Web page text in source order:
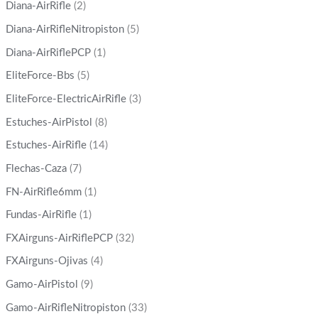
Diana-AirRifle (2)
Diana-AirRifleNitropiston (5)
Diana-AirRiflePCP (1)
EliteForce-Bbs (5)
EliteForce-ElectricAirRifle (3)
Estuches-AirPistol (8)
Estuches-AirRifle (14)
Flechas-Caza (7)
FN-AirRifle6mm (1)
Fundas-AirRifle (1)
FXAirguns-AirRiflePCP (32)
FXAirguns-Ojivas (4)
Gamo-AirPistol (9)
Gamo-AirRifleNitropiston (33)